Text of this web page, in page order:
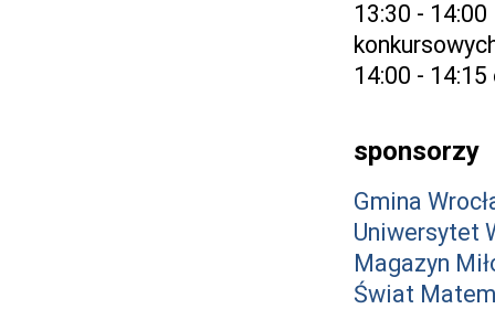
13:30 -
14:00 -
sponsorzy
Gmina
Uniwersytet
Magazyn
Świat